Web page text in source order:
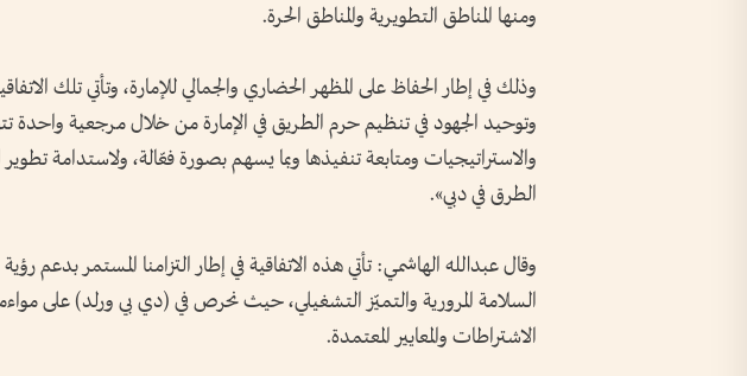
ومنها المناطق التطويرية والمناطق الحرة.
وذلك في إطار الحفاظ على المظهر الحضاري والجمالي للإمارة، وتأتي تلك
وتوحيد الجهود في تنظيم حرم الطريق في الإمارة من خلال مرجعية واحدة
والاستراتيجيات ومتابعة تنفيذها وبما يسهم بصورة فعّالة، ولاستدامة
الطرق في دبي».
وقال عبدالله الهاشمي: تأتي هذه الاتفاقية في إطار التزامنا المستمر بدعم
السلامة المرورية والتميّز التشغيلي، حيث نحرص في (دي بي ورلد) على
الاشتراطات والمعايير المعتمدة.